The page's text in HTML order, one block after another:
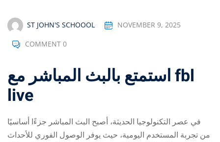
ST JOHN'S SCHOOOL NOVEMBER 9, 2025
COMMENT 0
استمتع بالبث المباشر مع fbl
live
في عصر التكنولوجيا الحديثة، أصبح البث المباشر جزءًا أساسيًا
من تجربة المستخدم اليومية، حيث يوفر الوصول الفوري للأحداث